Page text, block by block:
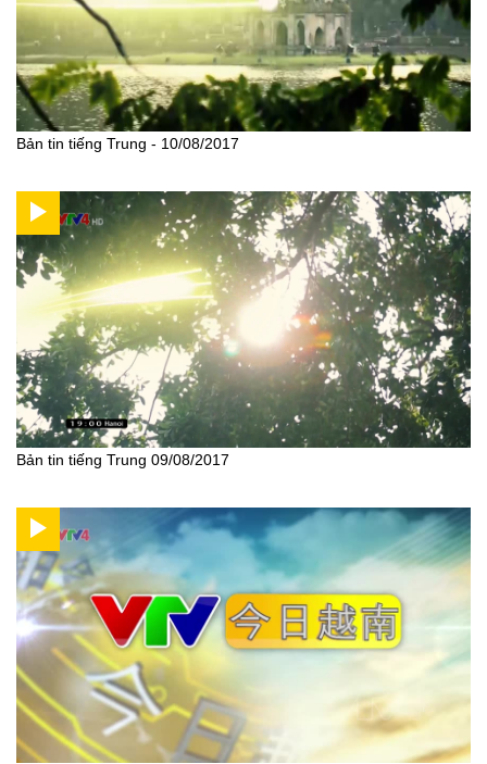
Bản tin tiếng Trung - 10/08/2017
Bản tin tiếng Trung 09/08/2017